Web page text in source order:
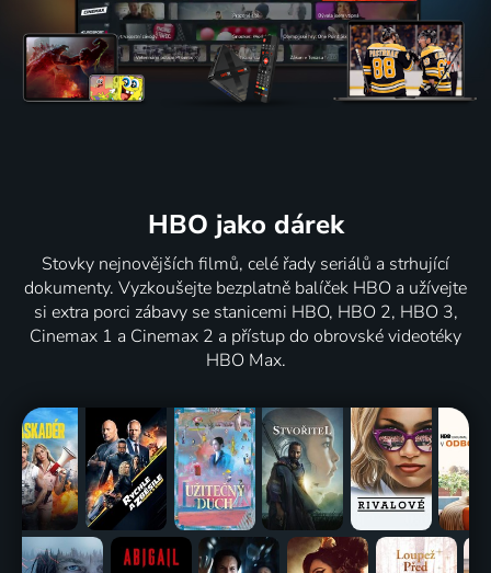
HBO jako dárek
Stovky nejnovějších filmů, celé řady seriálů a strhující
dokumenty. Vyzkoušejte bezplatně balíček HBO a užívejte
si extra porci zábavy se stanicemi HBO, HBO 2, HBO 3,
Cinemax 1 a Cinemax 2 a přístup do obrovské videotéky
HBO Max.